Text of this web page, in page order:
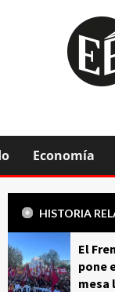
Economía
HISTORIA
El
pone
mesa